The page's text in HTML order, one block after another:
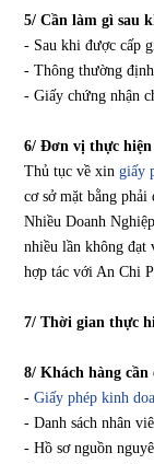
5/ Cần làm gì sau
- Sau khi được cấp
- Thông thường
- Giấy chứng nhận
6/ Đơn vị thực hiện
Thủ tục về xin giấy
cơ sở mặt bằng
Nhiều Doanh
nhiều lần không
hợp tác với An Chi
7/ Thời gian thực
8/ Khách hàng cần
- Giấy phép kinh
- Danh sách nhân
- Hồ sơ nguồn